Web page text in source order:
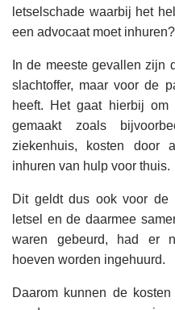
letselschade waarbij het
een advocaat moet inhuren?
In de meeste gevallen zijn
slachtoffer, maar voor de
heeft. Het gaat hierbij
gemaakt zoals
ziekenhuis, kosten door
inhuren van hulp voor thuis.
Dit geldt dus ook voor de
letsel en de daarmee
waren gebeurd, had er
hoeven worden ingehuurd.
Daarom kunnen de